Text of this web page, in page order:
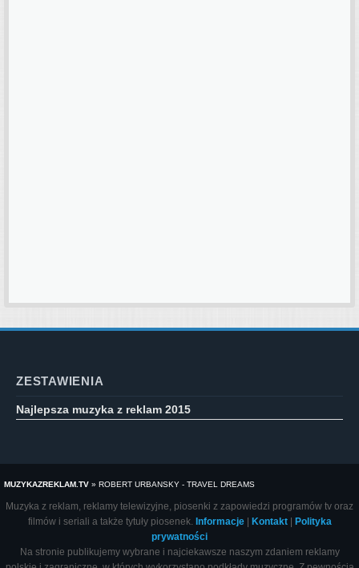
ZESTAWIENIA
Najlepsza muzyka z reklam 2015
MUZYKAZREKLAM.TV » ROBERT URBANSKY - TRAVEL DREAMS
Muzyka z reklam, reklamy telewizyjne, piosenki z zapowiedzi programów tv oraz
filmów i seriali a także tytuły piosenek. Informacje| Kontakt|
Polityka
prywatności
Na stronie publikujemy wybrane i najciekawsze naszym zdaniem reklamy